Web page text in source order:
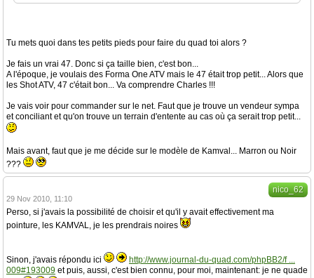
Tu mets quoi dans tes petits pieds pour faire du quad toi alors ?
Je fais un vrai 47. Donc si ça taille bien, c'est bon...
A l'époque, je voulais des Forma One ATV mais le 47 était trop petit... Alors que
les Shot ATV, 47 c'était bon... Va comprendre Charles !!!
Je vais voir pour commander sur le net. Faut que je trouve un vendeur sympa
et conciliant et qu'on trouve un terrain d'entente au cas où ça serait trop petit...
Mais avant, faut que je me décide sur le modèle de Kamval... Marron ou Noir
???
nico_62
29 Nov 2010, 11:10
Perso, si j'avais la possibilité de choisir et qu'il y avait effectivement ma
pointure, les KAMVAL, je les prendrais noires
Sinon, j'avais répondu ici
http://www.journal-du-quad.com/phpBB2/f ...
009#193009 et puis, aussi, c'est bien connu, pour moi, maintenant: je ne quade